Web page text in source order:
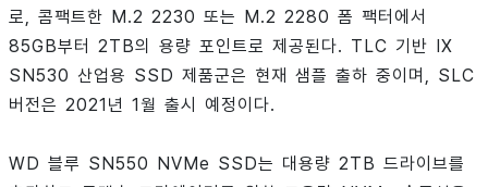
로, 콤팩트한 M.2 2230 또는 M.2 2280 폼 팩터에서
85GB부터 2TB의 용량 포인트로 제공된다. TLC 기반 IX
SN530 산업용 SSD 제품군은 현재 샘플 출하 중이며, SLC
버전은 2021년 1월 출시 예정이다.
WD 블루 SN550 NVMe SSD는 대용량 2TB 드라이브를